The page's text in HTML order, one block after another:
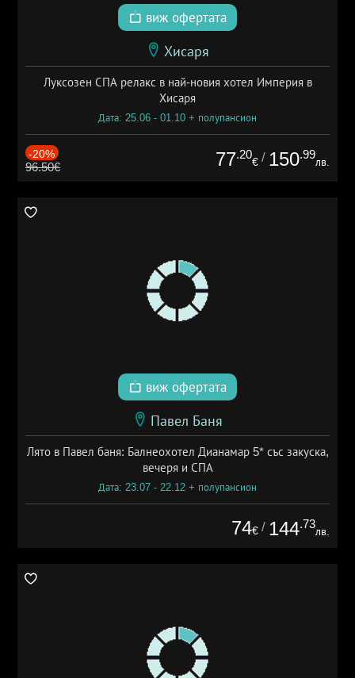
виж офертата
Хисаря
Луксозен СПА релакс в най-новия хотел Империя в
Хисаря
Дата: 25.06 - 01.10 + полупансион
-20%
96.50€ 77.20
€ / 150.99
лв.
виж офертата
Павел Баня
Лято в Павел баня: Балнеохотел Дианамар 5* със закуска,
вечеря и СПА
Дата: 23.07 - 22.12 + полупансион
74€ / 144.73
лв.